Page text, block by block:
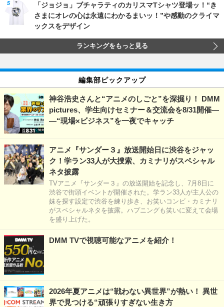
「ジョジョ」ブチャラティのカリスマTシャツ登場ッ！“き
さまにオレの心は永遠にわかるまいッ！”や感動のクライマ
ックスをデザイン
ランキングをもっと見る
編集部ピックアップ
神谷浩史さんと“アニメのしごと”を深掘り！ DMM
pictures、学生向けセミナー＆交流会を8/31開催―
―“現場×ビジネス”を一夜でキャッチ
アニメ『サンダー３』放送開始日に渋谷をジャッ
ク！学ラン33人が大捜索、カミナリがスペシャル
ネタ披露
TVアニメ『サンダー３』の放送開始を記念し、7月8日に
渋谷で街頭イベントが開催された。学ラン33人が主人公の
妹を探す設定で渋谷を練り歩き、お笑いコンビ・カミナリ
がスペシャルネタを披露。ハプニングも笑いに変えて会場
を盛り上げた。
DMM TVで視聴可能なアニメを紹介！
2026年夏アニメは“戦わない異世界”が熱い！ 異世
界で見つける“頑張りすぎない生き方